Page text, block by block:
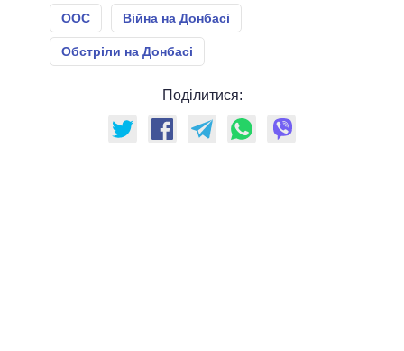
ООС Війна на Донбасі
Обстріли на Донбасі
Поділитися: